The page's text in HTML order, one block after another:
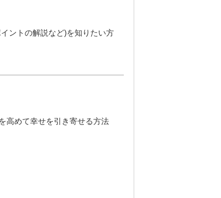
ントの解説など)を知りたい方
高めて幸せを引き寄せる方法